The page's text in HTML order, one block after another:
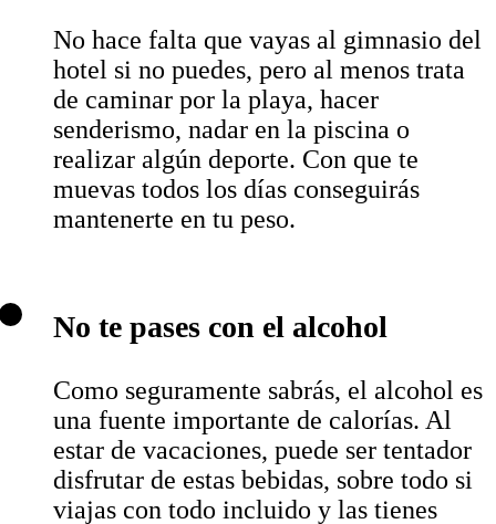
No hace falta que vayas al gimnasio del
hotel si no puedes, pero al menos trata
de caminar por la playa, hacer
senderismo, nadar en la piscina o
realizar algún deporte. Con que te
muevas todos los días conseguirás
mantenerte en tu peso.
No te pases con el alcohol
Como seguramente sabrás, el alcohol es
una fuente importante de calorías. Al
estar de vacaciones, puede ser tentador
disfrutar de estas bebidas, sobre todo si
viajas con todo incluido y las tienes